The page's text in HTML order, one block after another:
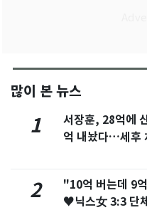
많이 본 뉴스
1
서장훈, 28억에
억 내놨다…세후
2
"10억 버는데 9
♥닉스女 3:3 단